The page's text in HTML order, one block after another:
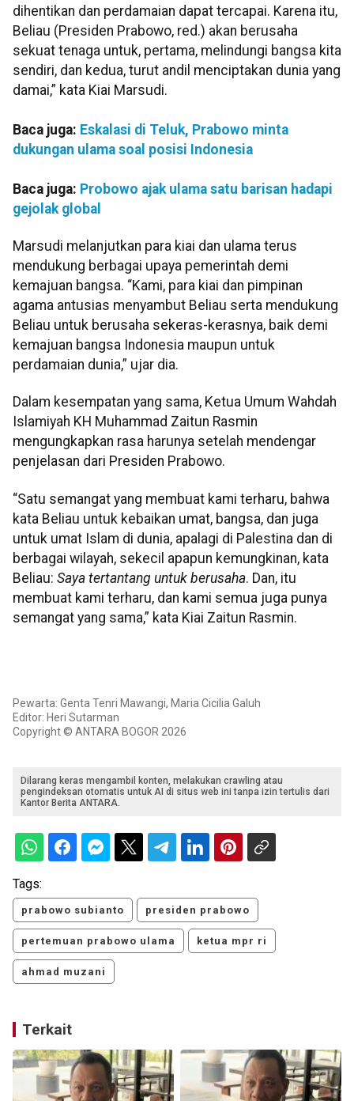
dihentikan dan perdamaian dapat tercapai. Karena itu,
Beliau (Presiden Prabowo, red.) akan berusaha
sekuat tenaga untuk, pertama, melindungi bangsa kita
sendiri, dan kedua, turut andil menciptakan dunia yang
damai,” kata Kiai Marsudi.
Baca juga: Eskalasi di Teluk, Prabowo minta
dukungan ulama soal posisi Indonesia
Baca juga: Probowo ajak ulama satu barisan hadapi
gejolak global
Marsudi melanjutkan para kiai dan ulama terus
mendukung berbagai upaya pemerintah demi
kemajuan bangsa. “Kami, para kiai dan pimpinan
agama antusias menyambut Beliau serta mendukung
Beliau untuk berusaha sekeras-kerasnya, baik demi
kemajuan bangsa Indonesia maupun untuk
perdamaian dunia,” ujar dia.
Dalam kesempatan yang sama, Ketua Umum Wahdah
Islamiyah KH Muhammad Zaitun Rasmin
mengungkapkan rasa harunya setelah mendengar
penjelasan dari Presiden Prabowo.
“Satu semangat yang membuat kami terharu, bahwa
kata Beliau untuk kebaikan umat, bangsa, dan juga
untuk umat Islam di dunia, apalagi di Palestina dan di
berbagai wilayah, sekecil apapun kemungkinan, kata
Beliau: Saya tertantang untuk berusaha. Dan, itu
membuat kami terharu, dan kami semua juga punya
semangat yang sama,” kata Kiai Zaitun Rasmin.
Pewarta: Genta Tenri Mawangi, Maria Cicilia Galuh
Editor: Heri Sutarman
Copyright © ANTARA BOGOR 2026
Dilarang keras mengambil konten, melakukan crawling atau
pengindeksan otomatis untuk AI di situs web ini tanpa izin tertulis dari
Kantor Berita ANTARA.
Tags:
prabowo subianto presiden prabowo
pertemuan prabowo ulama ketua mpr ri
ahmad muzani
Terkait